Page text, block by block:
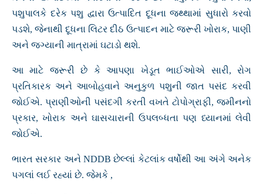
પશુપાલકે દરેક પશુ દ્વારા ઉત્પાદિત દૂધના જથ્થામાં સુધારો કરવો
પડશે, જેનાથી દૂધના લિટર દીઠ ઉત્પાદન માટે જરૂરી ખોરાક, પાણી
અને જગ્યાની માત્રામાં ઘટાડો થશે.
આ માટે જરૂરી છે કે આપણા ખેડૂત ભાઈઓએ સારી, રોગ
પ્રતિકારક અને આબોહવાને અનુકુળ પશુની જાત પસંદ કરવી
જોઈએ. પ્રાણીઓની પસંદગી કરતી વખતે ટોપોગ્રાફી, જમીનનો
પ્રકાર, ખોરાક અને ઘાસચારાની ઉપલબ્ધતા પણ ધ્યાનમાં લેવી
જોઈએ.
ભારત સરકાર અને NDDB છેલ્લાં કેટલાંક વર્ષોથી આ અંગે અનેક
પગલાં લઈ રહ્યાં છે. જેમકે ,